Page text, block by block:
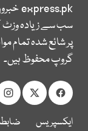
express.pk
سب سے زیادہ
پر شائع شدہ تمام
گروپ محفوظ ہیں۔
ایکسپریس